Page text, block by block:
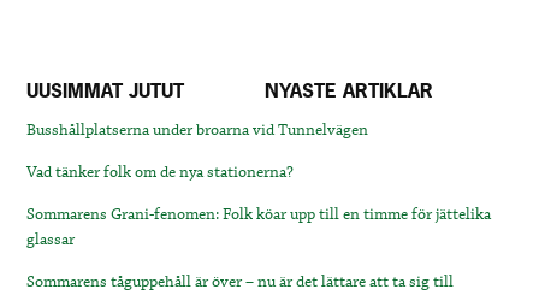
UUSIMMAT JUTUT NYASTE ARTIKLAR
Busshållplatserna under broarna vid Tunnelvägen
Vad tänker folk om de nya stationerna?
Sommarens Grani-fenomen: Folk köar upp till en timme för jättelika
glassar
Sommarens tåguppehåll är över – nu är det lättare att ta sig till